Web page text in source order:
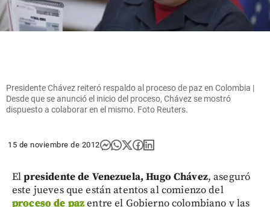
Presidente Chávez reiteró respaldo al proceso de paz en Colombia |
Desde que se anunció el inicio del proceso, Chávez se mostró
dispuesto a colaborar en el mismo. Foto Reuters.
15 de noviembre de 2012
Elpresidente de Venezuela, Hugo Chávez, aseguró
este jueves que están atentos al comienzo del
proceso de pazentre el Gobierno colombiano y las